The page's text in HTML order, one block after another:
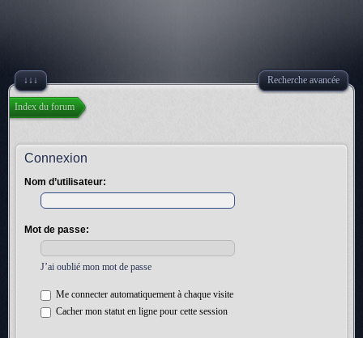
↓↓↓ Recherche avancée
Index du forum
Connexion
Nom d’utilisateur:
Mot de passe:
J’ai oublié mon mot de passe
Me connecter automatiquement à chaque visite
Cacher mon statut en ligne pour cette session